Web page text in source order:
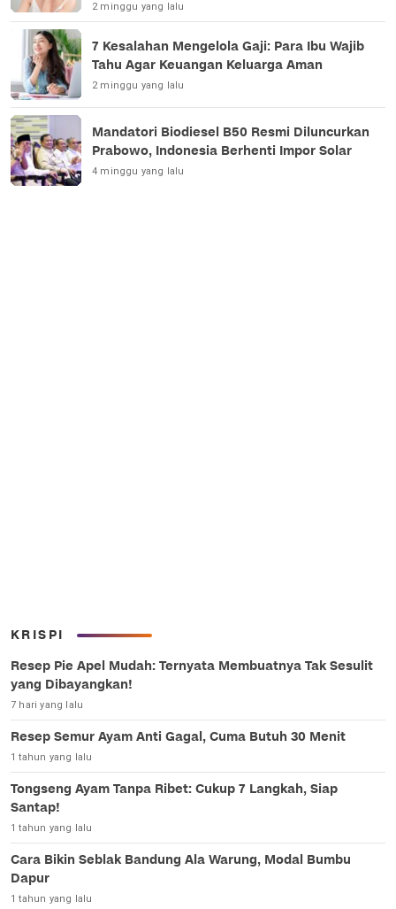
2 minggu yang lalu
7 Kesalahan Mengelola Gaji: Para Ibu Wajib
Tahu Agar Keuangan Keluarga Aman
2 minggu yang lalu
Mandatori Biodiesel B50 Resmi Diluncurkan
Prabowo, Indonesia Berhenti Impor Solar
4 minggu yang lalu
KRISPI
Resep Pie Apel Mudah: Ternyata Membuatnya Tak Sesulit
yang Dibayangkan!
7 hari yang lalu
Resep Semur Ayam Anti Gagal, Cuma Butuh 30 Menit
1 tahun yang lalu
Tongseng Ayam Tanpa Ribet: Cukup 7 Langkah, Siap
Santap!
1 tahun yang lalu
Cara Bikin Seblak Bandung Ala Warung, Modal Bumbu
Dapur
1 tahun yang lalu